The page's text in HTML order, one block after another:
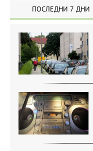
ПОСЛЕДНИ 7 ДНИ